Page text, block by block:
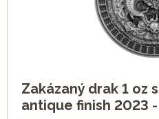
Zakázaný drak 1 oz
antique finish 2023